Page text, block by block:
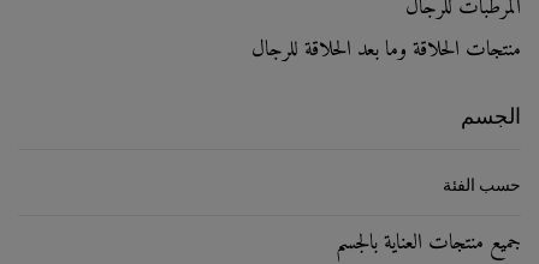
منتجات الحلاقة وما بعد الحلاقة للرجال
الجسم
حسب الفئة
جميع منتجات العناية بالجسم